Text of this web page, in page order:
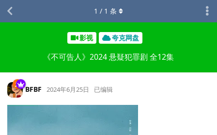
影视 夸克网盘
《不可告人》2024 悬疑犯罪剧 全12集
1 / 1 条
BFBF 2024年6月25日 已编辑